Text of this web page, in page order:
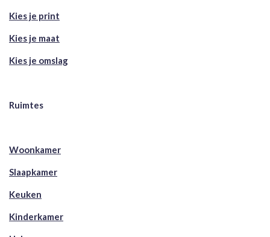
Kies je print
Kies je maat
Kies je omslag
Ruimtes
Woonkamer
Slaapkamer
Keuken
Kinderkamer